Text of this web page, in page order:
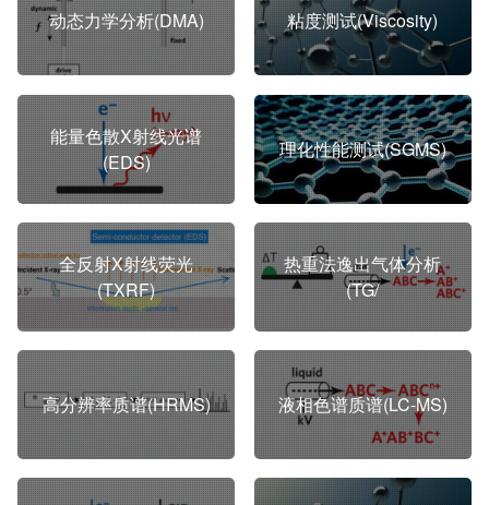
动态力学分析(DMA) 粘度测试(Viscosity)
能量色散X射线光谱
(EDS)
理化性能测试(SGMS)
全反射X射线荧光
(TXRF)
热重法逸出气体分析
(TG/
高分辨率质谱(HRMS) 液相色谱质谱(LC-MS)